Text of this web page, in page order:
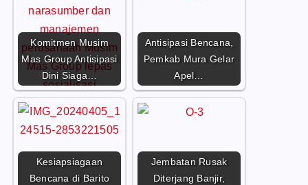
Komitmen Musim
Mas Group Antisipasi
Dini Siaga…
Antisipasi Bencana,
Pemkab Mura Gelar
Apel…
Kesiapsiagaan
Bencana di Barito
Jembatan Rusak
Diterjang Banjir,